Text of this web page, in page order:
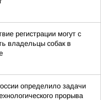
регистрации могут с
владельцы собак в
определило задачи
прорыва